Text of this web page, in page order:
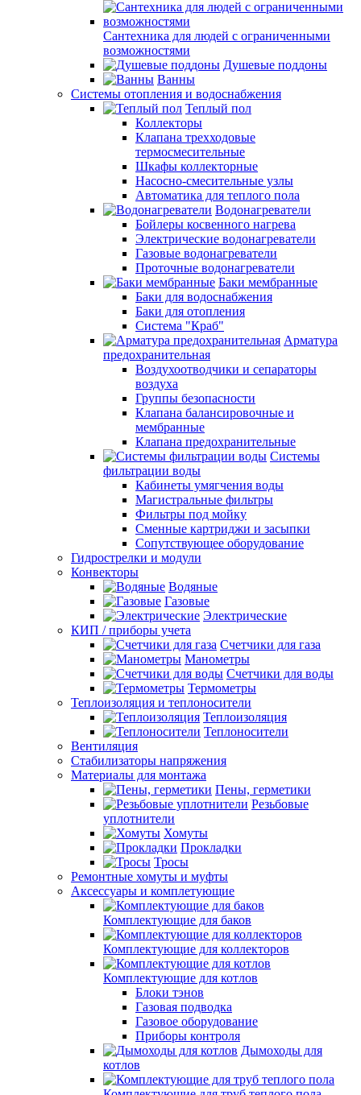
Сантехника для людей с ограниченными
возможностями
Душевые поддоны
Ванны
Системы отопления и водоснабжения
Теплый пол
Коллекторы
Клапана трехходовые
термосмесительные
Шкафы коллекторные
Насосно-смесительные узлы
Автоматика для теплого пола
Водонагреватели
Бойлеры косвенного нагрева
Электрические водонагреватели
Газовые водонагреватели
Проточные водонагреватели
Баки мембранные
Баки для водоснабжения
Баки для отопления
Система "Краб"
Арматура
предохранительная
Воздухоотводчики и сепараторы
воздуха
Группы безопасности
Клапана балансировочные и
мембранные
Клапана предохранительные
Системы
фильтрации воды
Кабинеты умягчения воды
Магистральные фильтры
Фильтры под мойку
Сменные картриджи и засыпки
Сопутствующее оборудование
Гидрострелки и модули
Конвекторы
Водяные
Газовые
Электрические
КИП / приборы учета
Счетчики для газа
Манометры
Счетчики для воды
Термометры
Теплоизоляция и теплоносители
Теплоизоляция
Теплоносители
Вентиляция
Стабилизаторы напряжения
Материалы для монтажа
Пены, герметики
Резьбовые
уплотнители
Хомуты
Прокладки
Тросы
Ремонтные хомуты и муфты
Аксессуары и комплетующие
Комплектующие для баков
Комплектующие для коллекторов
Комплектующие для котлов
Блоки тэнов
Газовая подводка
Газовое оборудование
Приборы контроля
Дымоходы для
котлов